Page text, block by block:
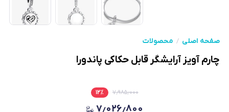
صفحه اصلی محصولات
چارم آویز آرایشگر قابل حکاکی پاندورا
۷٫۹۸۵٫۰۰۰ ۱۲٪
۷٫۰۲۶٫۸۰۰